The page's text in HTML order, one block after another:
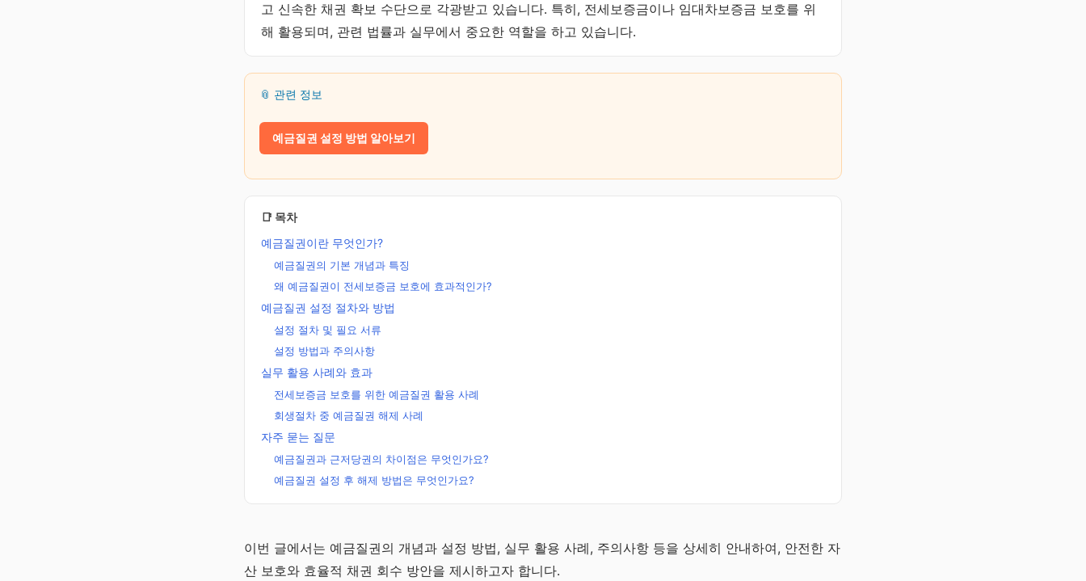
고 신속한 채권 확보 수단으로 각광받고 있습니다. 특히, 전세보증금이나 임대차보증금 보호를 위
해 활용되며, 관련 법률과 실무에서 중요한 역할을 하고 있습니다.
📎 관련 정보
예금질권 설정 방법 알아보기
📑 목차
예금질권이란 무엇인가?
예금질권의 기본 개념과 특징
왜 예금질권이 전세보증금 보호에 효과적인가?
예금질권 설정 절차와 방법
설정 절차 및 필요 서류
설정 방법과 주의사항
실무 활용 사례와 효과
전세보증금 보호를 위한 예금질권 활용 사례
회생절차 중 예금질권 해제 사례
자주 묻는 질문
예금질권과 근저당권의 차이점은 무엇인가요?
예금질권 설정 후 해제 방법은 무엇인가요?
노후준비 연금전략
이번 글에서는 예금질권의 개념과 설정 방법, 실무 활용 사례, 주의사항 등을 상세히 안내하여, 안전한 자
산 보호와 효율적 채권 회수 방안을 제시하고자 합니다.